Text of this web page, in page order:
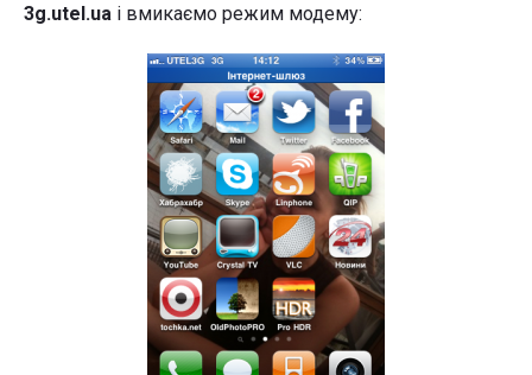
3g.utel.ua і вмикаємо режим модему: